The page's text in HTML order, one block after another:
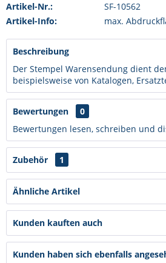
Artikel-Nr.:
SF-10562
Artikel-Info:
max.
Beschreibung
Der Stempel Warensendung dient
beispielsweise von Katalogen,
Bewertungen
0
Bewertungen lesen, schreiben und
Zubehör 1
Ähnliche Artikel
Kunden kauften auch
Kunden haben sich ebenfalls